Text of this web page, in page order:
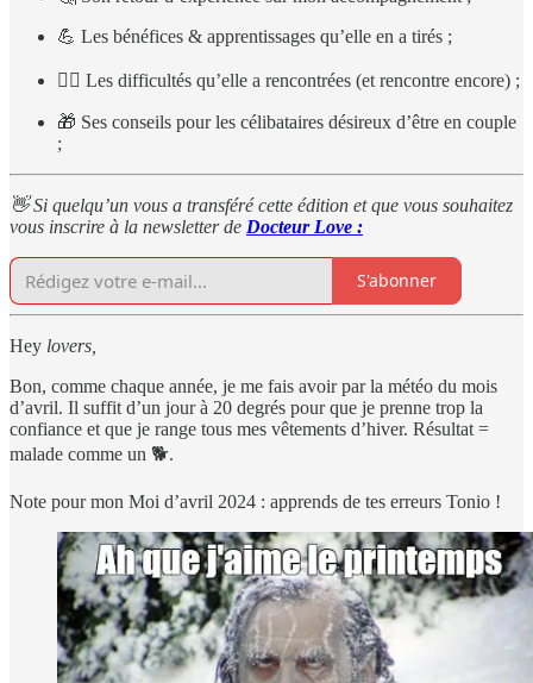
💪 Les bénéfices & apprentissages qu’elle en a tirés ;
😮‍💨 Les difficultés qu’elle a rencontrées (et rencontre encore) ;
🎁 Ses conseils pour les célibataires désireux d’être en couple
;
👋 Si quelqu’un vous a transféré cette édition et que vous souhaitez
vous inscrire à la newsletter de Docteur Love :
S'abonner
Hey lovers,
Bon, comme chaque année, je me fais avoir par la météo du mois
d’avril. Il suffit d’un jour à 20 degrés pour que je prenne trop la
confiance et que je range tous mes vêtements d’hiver. Résultat =
malade comme un 🐕.
Note pour mon Moi d’avril 2024 : apprends de tes erreurs Tonio !